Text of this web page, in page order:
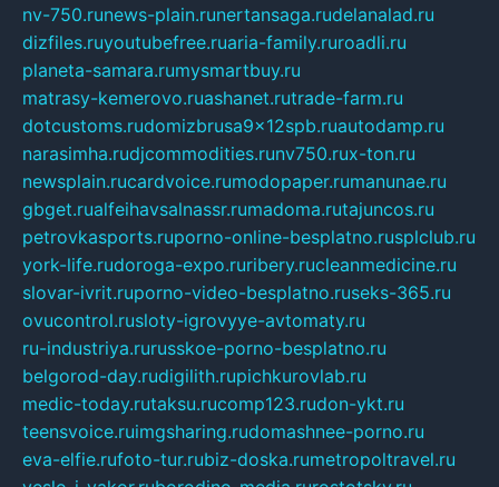
nv-750.runews-plain.runertansaga.rudelanalad.ru
dizfiles.ruyoutubefree.ruaria-family.ruroadli.ru
planeta-samara.rumysmartbuy.ru
matrasy-kemerovo.ruashanet.rutrade-farm.ru
dotcustoms.rudomizbrusa9x12spb.ruautodamp.ru
narasimha.rudjcommodities.runv750.rux-ton.ru
newsplain.rucardvoice.rumodopaper.rumanunae.ru
gbget.rualfeihavsalnassr.rumadoma.rutajuncos.ru
petrovkasports.ruporno-online-besplatno.rusplclub.ru
york-life.rudoroga-expo.ruribery.rucleanmedicine.ru
slovar-ivrit.ruporno-video-besplatno.ruseks-365.ru
ovucontrol.rusloty-igrovyye-avtomaty.ru
ru-industriya.rurusskoe-porno-besplatno.ru
belgorod-day.rudigilith.rupichkurovlab.ru
medic-today.rutaksu.rucomp123.rudon-ykt.ru
teensvoice.ruimgsharing.rudomashnee-porno.ru
eva-elfie.rufoto-tur.rubiz-doska.rumetropoltravel.ru